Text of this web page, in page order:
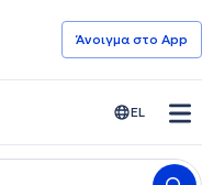
Άνοιγμα στο App
EL